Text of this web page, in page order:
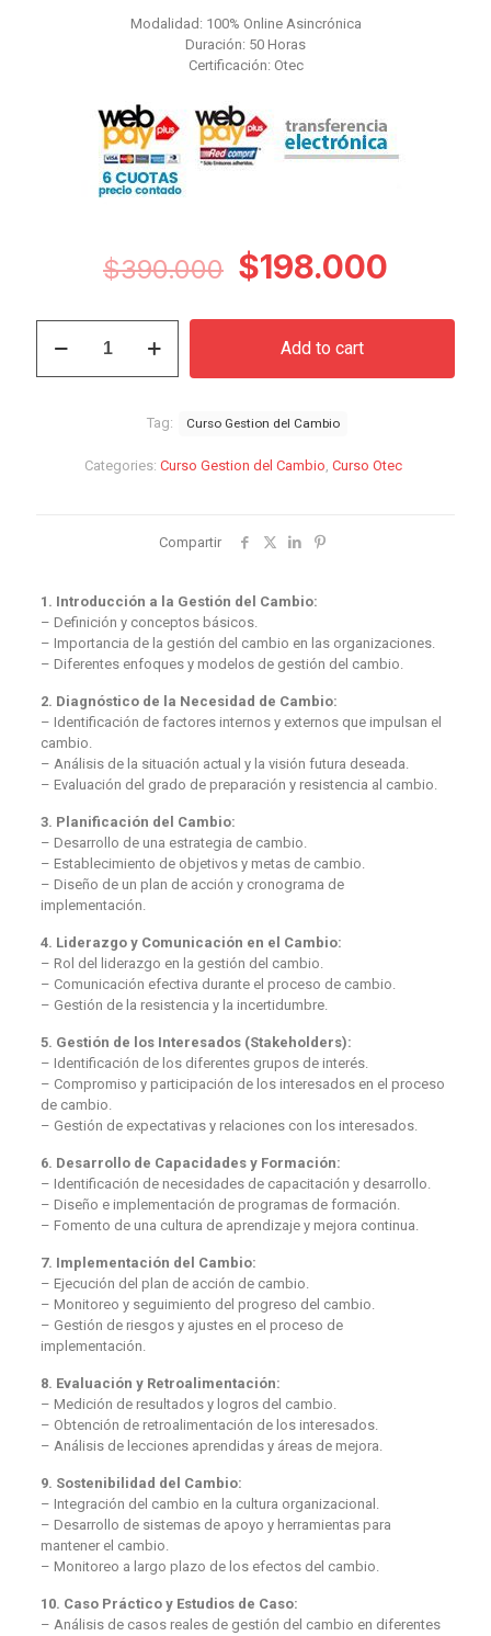
Modalidad: 100% Online Asincrónica
Duración: 50 Horas
Certificación: Otec
$390.000 Original
was:
$390.000.
$198.000
is:
Gestión
Add to cart
Categories: Curso Gestion del Cambio Curso Otec
Tag: Curso Gestion del Cambio
Compartir
1. Introducción a la Gestión del Cambio:
– Definición y conceptos básicos.
– Importancia de la gestión del cambio en las organizaciones.
– Diferentes enfoques y modelos de gestión del cambio.
2. Diagnóstico de la Necesidad de Cambio:
– Identificación de factores internos y externos que impulsan el
cambio.
– Análisis de la situación actual y la visión futura deseada.
– Evaluación del grado de preparación y resistencia al cambio.
3. Planificación del Cambio:
– Desarrollo de una estrategia de cambio.
– Establecimiento de objetivos y metas de cambio.
– Diseño de un plan de acción y cronograma de
implementación.
4. Liderazgo y Comunicación en el Cambio:
– Rol del liderazgo en la gestión del cambio.
– Comunicación efectiva durante el proceso de cambio.
– Gestión de la resistencia y la incertidumbre.
5. Gestión de los Interesados (Stakeholders):
– Identificación de los diferentes grupos de interés.
– Compromiso y participación de los interesados en el proceso
de cambio.
– Gestión de expectativas y relaciones con los interesados.
6. Desarrollo de Capacidades y Formación:
– Identificación de necesidades de capacitación y desarrollo.
– Diseño e implementación de programas de formación.
– Fomento de una cultura de aprendizaje y mejora continua.
7. Implementación del Cambio:
– Ejecución del plan de acción de cambio.
– Monitoreo y seguimiento del progreso del cambio.
– Gestión de riesgos y ajustes en el proceso de
implementación.
8. Evaluación y Retroalimentación:
– Medición de resultados y logros del cambio.
– Obtención de retroalimentación de los interesados.
– Análisis de lecciones aprendidas y áreas de mejora.
9. Sostenibilidad del Cambio:
– Integración del cambio en la cultura organizacional.
– Desarrollo de sistemas de apoyo y herramientas para
mantener el cambio.
– Monitoreo a largo plazo de los efectos del cambio.
10. Caso Práctico y Estudios de Caso:
– Análisis de casos reales de gestión del cambio en diferentes